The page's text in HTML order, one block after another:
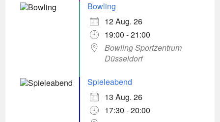
Bowling
12 Aug. 26
19:00 - 21:00
Bowling Sportzentrum
Düsseldorf
Spieleabend
13 Aug. 26
17:30 - 20:00